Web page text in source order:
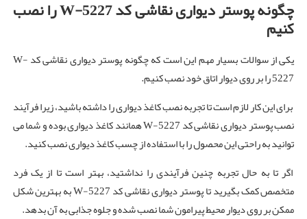
چگونه پوستر دیواری نقاشی کدW-5227را نصب
کنیم
یکی از سوالات بسیار مهم این است که چگونه پوستر دیواری نقاشی کد W-
5227 را بر روی دیوار اتاق خود نصب کنیم.
برای این کار لازم است تا تجربه نصب کاغذ دیواری را داشته باشید، زیرا فرآیند
نصب پوستر دیواری نقاشی کد W-5227 همانند کاغذ دیواری بوده و شما می
توانید به راحتی این محصول را با استفاده از چسب کاغذ دیواری نصب کنید.
اگر تا به حال تجربه چنین فرآیندی را نداشتید، بهتر است تا از یک فرد
متخصص کمک بگیرید تا پوستر دیواری نقاشی کد W-5227 به بهترین شکل
ممکن بر روی دیوار محیط پیرامون شما نصب شده و جلوه جذابی به آن بدهد.